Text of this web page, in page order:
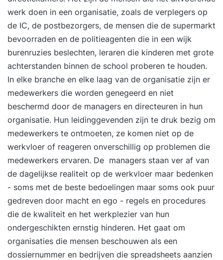
werk doen in een organisatie, zoals de verplegers op
de IC, de postbezorgers, de mensen die de supermarkt
bevoorraden en de politieagenten die in een wijk
burenruzies beslechten, leraren die kinderen met grote
achterstanden binnen de school proberen te houden.
In elke branche en elke laag van de organisatie zijn er
medewerkers die worden genegeerd en niet
beschermd door de managers en directeuren in hun
organisatie. Hun leidinggevenden zijn te druk bezig om
medewerkers te ontmoeten, ze komen niet op de
werkvloer of reageren onverschillig op problemen die
medewerkers ervaren. De managers staan ver af van
de dagelijkse realiteit op de werkvloer maar bedenken
- soms met de beste bedoelingen maar soms ook puur
gedreven door macht en ego - regels en procedures
die de kwaliteit en het werkplezier van hun
ondergeschikten ernstig hinderen. Het gaat om
organisaties die mensen beschouwen als een
dossiernummer en bedrijven die spreadsheets aanzien